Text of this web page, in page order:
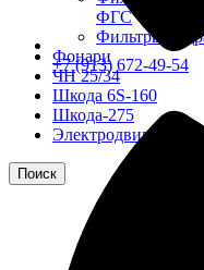
ФГС
Фильтры
Фонари
ЧН 25/34
Шкода 6S-160
Шкода-275
Электродвигатели
Поиск
+7 (913) 672-49-54